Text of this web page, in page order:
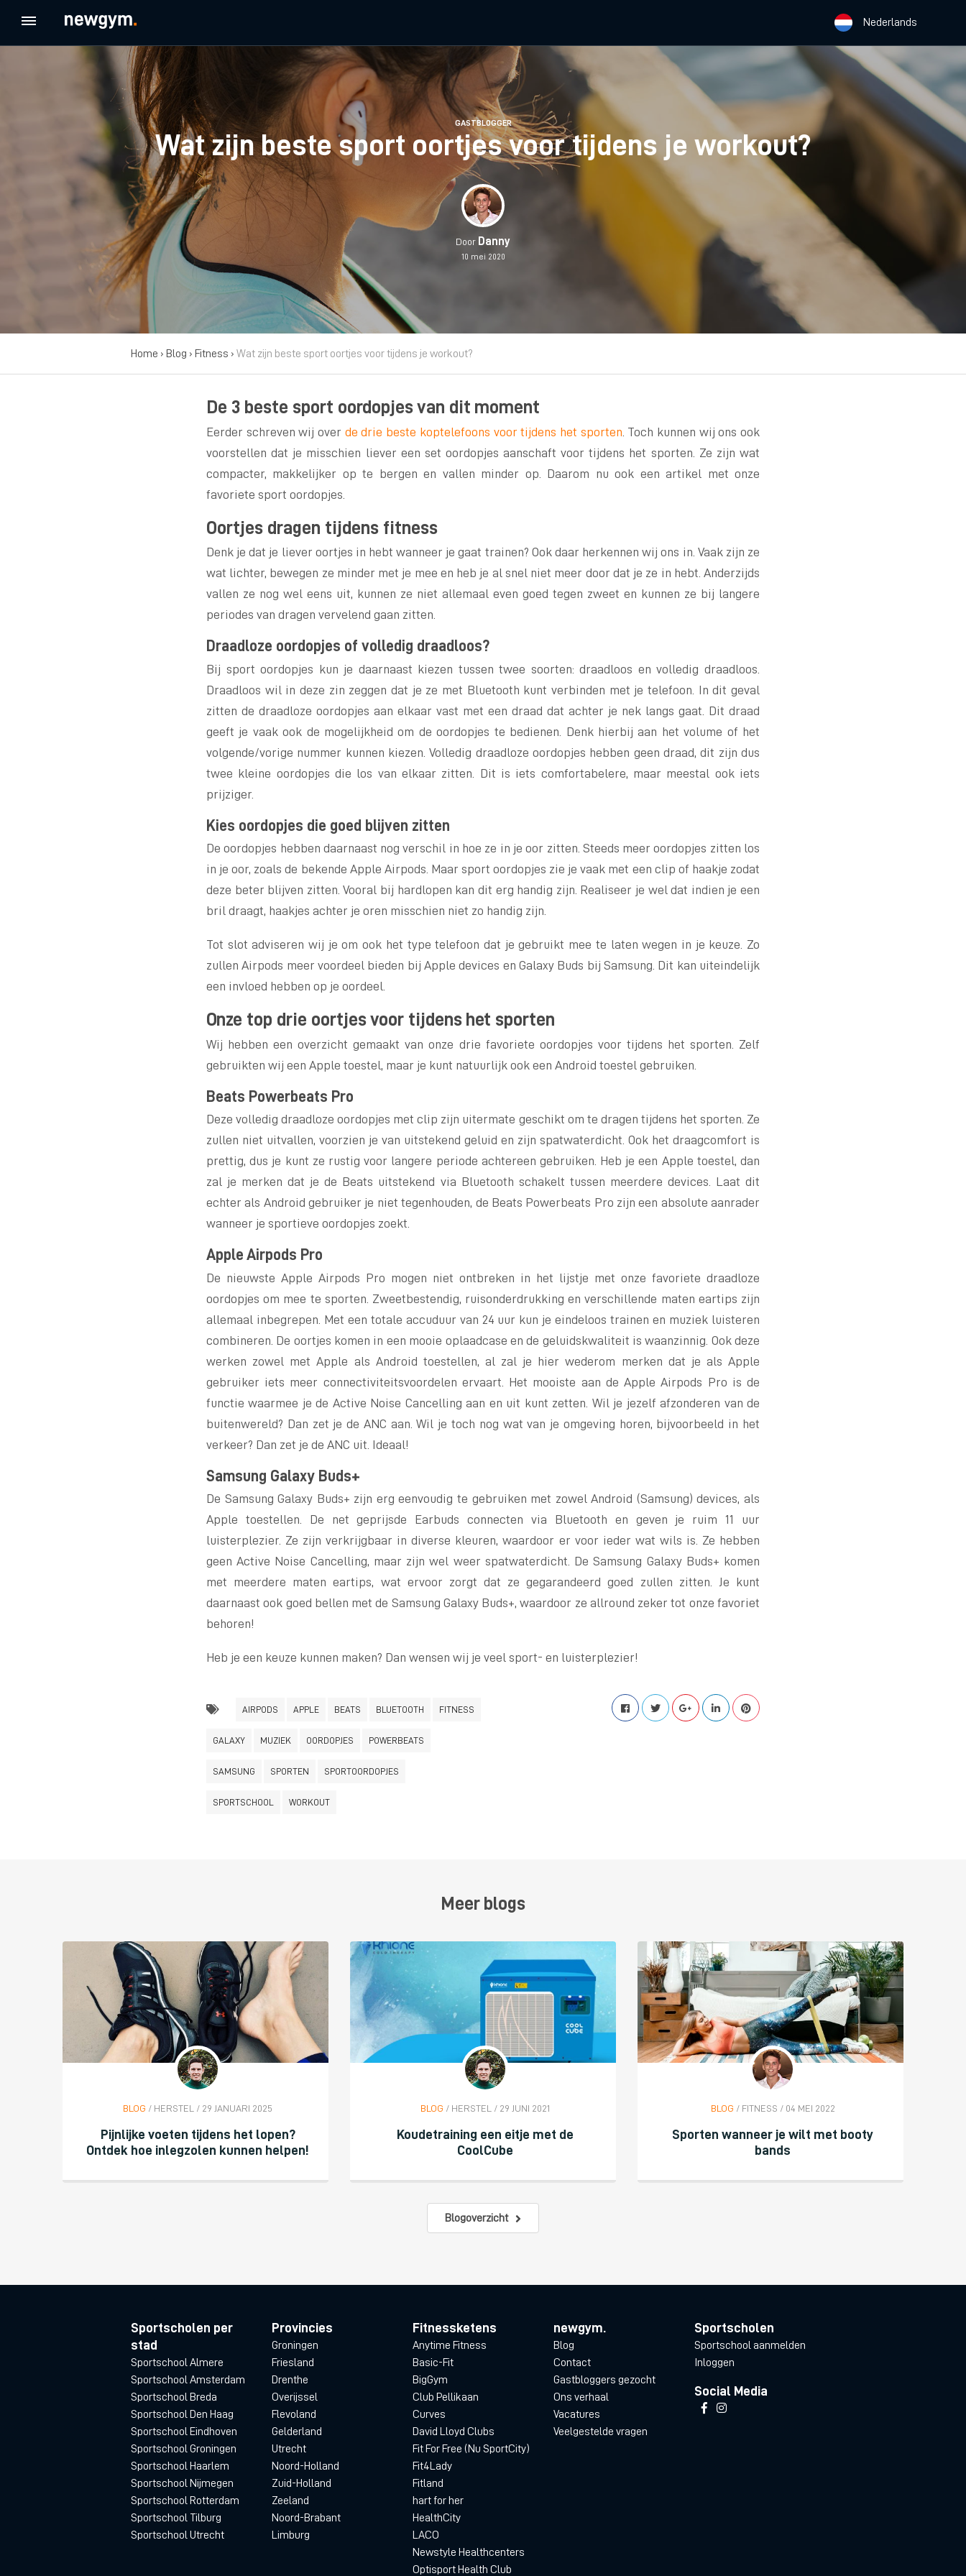
Nederlands
GASTBLOGGER
Wat zijn beste sport oortjes voor tijdens je workout?
Door Danny
10 mei 2020
Home › Blog › Fitness › Wat zijn beste sport oortjes voor tijdens je workout?
De 3 beste sport oordopjes van dit moment
Eerder schreven wij over de drie beste koptelefoons voor tijdens het sporten . Toch kunnen wij ons ook
voorstellen dat je misschien liever een set oordopjes aanschaft voor tijdens het sporten. Ze zijn wat
compacter, makkelijker op te bergen en vallen minder op. Daarom nu ook een artikel met onze
favoriete sport oordopjes.
Oortjes dragen tijdens fitness
Denk je dat je liever oortjes in hebt wanneer je gaat trainen? Ook daar herkennen wij ons in. Vaak zijn ze
wat lichter, bewegen ze minder met je mee en heb je al snel niet meer door dat je ze in hebt. Anderzijds
vallen ze nog wel eens uit, kunnen ze niet allemaal even goed tegen zweet en kunnen ze bij langere
periodes van dragen vervelend gaan zitten.
Draadloze oordopjes of volledig draadloos?
Bij sport oordopjes kun je daarnaast kiezen tussen twee soorten: draadloos en volledig draadloos.
Draadloos wil in deze zin zeggen dat je ze met Bluetooth kunt verbinden met je telefoon. In dit geval
zitten de draadloze oordopjes aan elkaar vast met een draad dat achter je nek langs gaat. Dit draad
geeft je vaak ook de mogelijkheid om de oordopjes te bedienen. Denk hierbij aan het volume of het
volgende/vorige nummer kunnen kiezen. Volledig draadloze oordopjes hebben geen draad, dit zijn dus
twee kleine oordopjes die los van elkaar zitten. Dit is iets comfortabelere, maar meestal ook iets
prijziger.
Kies oordopjes die goed blijven zitten
De oordopjes hebben daarnaast nog verschil in hoe ze in je oor zitten. Steeds meer oordopjes zitten los
in je oor, zoals de bekende Apple Airpods. Maar sport oordopjes zie je vaak met een clip of haakje zodat
deze beter blijven zitten. Vooral bij hardlopen kan dit erg handig zijn. Realiseer je wel dat indien je een
bril draagt, haakjes achter je oren misschien niet zo handig zijn.
Tot slot adviseren wij je om ook het type telefoon dat je gebruikt mee te laten wegen in je keuze. Zo
zullen Airpods meer voordeel bieden bij Apple devices en Galaxy Buds bij Samsung. Dit kan uiteindelijk
een invloed hebben op je oordeel.
Onze top drie oortjes voor tijdens het sporten
Wij hebben een overzicht gemaakt van onze drie favoriete oordopjes voor tijdens het sporten. Zelf
gebruikten wij een Apple toestel, maar je kunt natuurlijk ook een Android toestel gebruiken.
Beats Powerbeats Pro
Deze volledig draadloze oordopjes met clip zijn uitermate geschikt om te dragen tijdens het sporten. Ze
zullen niet uitvallen, voorzien je van uitstekend geluid en zijn spatwaterdicht. Ook het draagcomfort is
prettig, dus je kunt ze rustig voor langere periode achtereen gebruiken. Heb je een Apple toestel, dan
zal je merken dat je de Beats uitstekend via Bluetooth schakelt tussen meerdere devices. Laat dit
echter als Android gebruiker je niet tegenhouden, de Beats Powerbeats Pro zijn een absolute aanrader
wanneer je sportieve oordopjes zoekt.
Apple Airpods Pro
De nieuwste Apple Airpods Pro mogen niet ontbreken in het lijstje met onze favoriete draadloze
oordopjes om mee te sporten. Zweetbestendig, ruisonderdrukking en verschillende maten eartips zijn
allemaal inbegrepen. Met een totale accuduur van 24 uur kun je eindeloos trainen en muziek luisteren
combineren. De oortjes komen in een mooie oplaadcase en de geluidskwaliteit is waanzinnig. Ook deze
werken zowel met Apple als Android toestellen, al zal je hier wederom merken dat je als Apple
gebruiker iets meer connectiviteitsvoordelen ervaart. Het mooiste aan de Apple Airpods Pro is de
functie waarmee je de Active Noise Cancelling aan en uit kunt zetten. Wil je jezelf afzonderen van de
buitenwereld? Dan zet je de ANC aan. Wil je toch nog wat van je omgeving horen, bijvoorbeeld in het
verkeer? Dan zet je de ANC uit. Ideaal!
Samsung Galaxy Buds+
De Samsung Galaxy Buds+ zijn erg eenvoudig te gebruiken met zowel Android (Samsung) devices, als
Apple toestellen. De net geprijsde Earbuds connecten via Bluetooth en geven je ruim 11 uur
luisterplezier. Ze zijn verkrijgbaar in diverse kleuren, waardoor er voor ieder wat wils is. Ze hebben
geen Active Noise Cancelling, maar zijn wel weer spatwaterdicht. De Samsung Galaxy Buds+ komen
met meerdere maten eartips, wat ervoor zorgt dat ze gegarandeerd goed zullen zitten. Je kunt
daarnaast ook goed bellen met de Samsung Galaxy Buds+, waardoor ze allround zeker tot onze favoriet
behoren!
Heb je een keuze kunnen maken? Dan wensen wij je veel sport- en luisterplezier!
AIRPODS APPLE BEATS BLUETOOTH FITNESS
GALAXY MUZIEK OORDOPJES POWERBEATS
SAMSUNG SPORTEN SPORTOORDOPJES
SPORTSCHOOL WORKOUT
Meer blogs
BLOG / HERSTEL / 29 JANUARI 2025
Pijnlijke voeten tijdens het lopen?
Ontdek hoe inlegzolen kunnen helpen!
BLOG / HERSTEL / 29 JUNI 2021
Koudetraining een eitje met de
CoolCube
BLOG / FITNESS / 04 MEI 2022
Sporten wanneer je wilt met booty
bands
Blogoverzicht
Sportscholen per
stad
Sportschool Almere
Sportschool Amsterdam
Sportschool Breda
Sportschool Den Haag
Sportschool Eindhoven
Sportschool Groningen
Sportschool Haarlem
Sportschool Nijmegen
Sportschool Rotterdam
Sportschool Tilburg
Sportschool Utrecht
Provincies
Groningen
Friesland
Drenthe
Overijssel
Flevoland
Gelderland
Utrecht
Noord-Holland
Zuid-Holland
Zeeland
Noord-Brabant
Limburg
Fitnessketens
Anytime Fitness
Basic-Fit
BigGym
Club Pellikaan
Curves
David Lloyd Clubs
Fit For Free (Nu SportCity)
Fit4Lady
Fitland
hart for her
HealthCity
LACO
Newstyle Healthcenters
Optisport Health Club
newgym.
Blog
Contact
Gastbloggers gezocht
Ons verhaal
Vacatures
Veelgestelde vragen
Sportscholen
Sportschool aanmelden
Inloggen
Social Media